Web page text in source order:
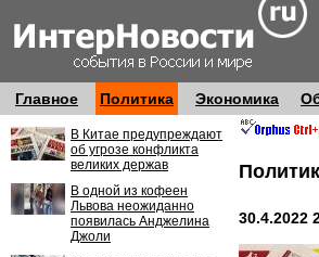
Главное Политика Экономика
В Китае предупреждают
об угрозе конфликта
великих держав
В одной из кофеен
Львова неожиданно
появилась Анджелина
Джоли
30.4.2022